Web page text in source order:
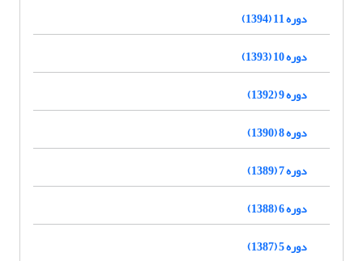
دوره 11 (1394)
دوره 10 (1393)
دوره 9 (1392)
دوره 8 (1390)
دوره 7 (1389)
دوره 6 (1388)
دوره 5 (1387)